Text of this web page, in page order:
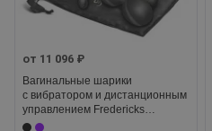
от 11 096 ₽
Вагинальные шарики
с вибратором и дистанционным
управлением Fredericks
Of Hollywood, черные